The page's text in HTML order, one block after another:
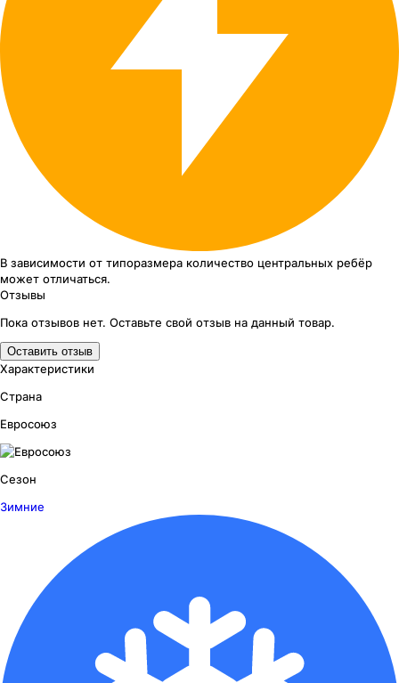
В зависимости от типоразмера количество центральных ребёр
может отличаться.
Отзывы
Пока отзывов нет. Оставьте свой отзыв на данный товар.
Оставить отзыв
Характеристики
Страна
Евросоюз
Сезон
Зимние